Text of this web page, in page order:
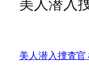
美人潜入捜査官